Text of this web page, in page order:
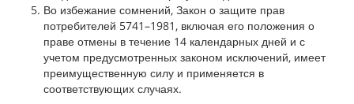
Во избежание сомнений, Закон о защите прав
потребителей 5741–1981, включая его положения о
праве отмены в течение 14 календарных дней и с
учетом предусмотренных законом исключений, имеет
преимущественную силу и применяется в
соответствующих случаях.